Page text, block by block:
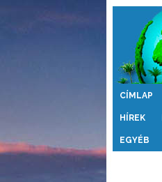
Érdekes
CÍMLAP
HÍREK
EGYÉB